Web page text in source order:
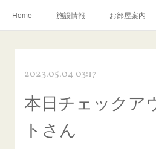
Home 施設情報 お部屋案内
お問い合わせ／Q&A
2023.05.04 03:17
本日チェックア
トさん